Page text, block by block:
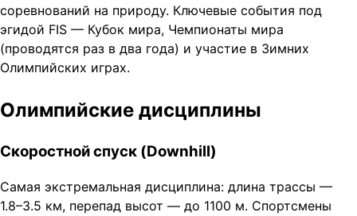
соревнований на природу. Ключевые события под
эгидой FIS — Кубок мира, Чемпионаты мира
(проводятся раз в два года) и участие в Зимних
Олимпийских играх.
Олимпийские дисциплины
Скоростной спуск (Downhill)
Самая экстремальная дисциплина: длина трассы —
1.8–3.5 км, перепад высот — до 1100 м. Спортсмены